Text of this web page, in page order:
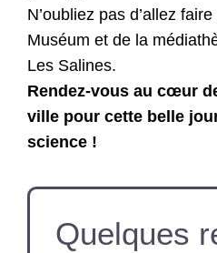
N’oubliez pas d’allez
Muséum et de la
Les Salines.
Rendez-vous au cœur
ville pour cette belle
science !
Quelques